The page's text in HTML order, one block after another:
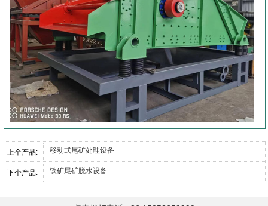
上个产品: 移动式尾矿处理设备
下个产品: 铁矿尾矿脱水设备